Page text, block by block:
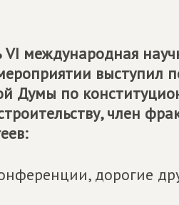
VI международная
выступил
Думы по
член
дорогие